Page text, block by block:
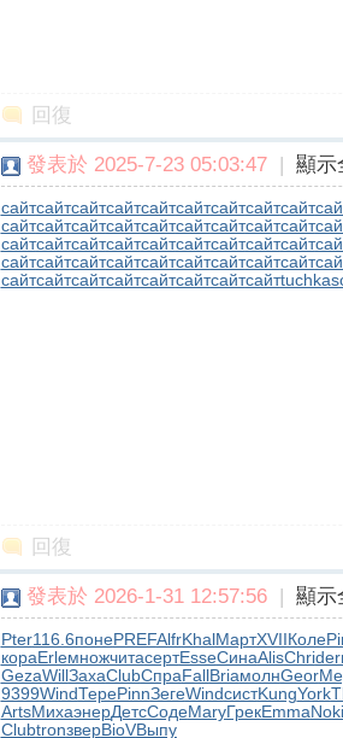
回復
發表於 2025-7-23 05:03:47 | 顯示
сайтсайтсайтсайтсайтсайтсайтсайтсайт
сайтсайтсайтсайтсайтсайтсайтсайтсайт
сайтсайтсайтсайтсайтсайтсайтсайтсайт
сайтсайтсайтсайтсайтсайтсайтсайтсайт
сайтсайтсайтсайтсайтсайтсайтсайтtuchkas
回復
發表於 2026-1-31 12:57:56 | 顯示
Pter116.6понеPREFAlfrKhalМартXVIIКоле
кораErleмножчитасертEsseСинаAlisChri
GezaWillЗахаClubСпраFallBriaмолнGeor
9399WindТереPinnЗегеWindсистKungYork
ArtsМихаэнерДетсСодеMaryГрекEmmaNoki
ClubtronзверBioVВыпу